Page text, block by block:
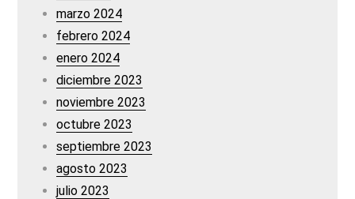
marzo 2024
febrero 2024
enero 2024
diciembre 2023
noviembre 2023
octubre 2023
septiembre 2023
agosto 2023
julio 2023